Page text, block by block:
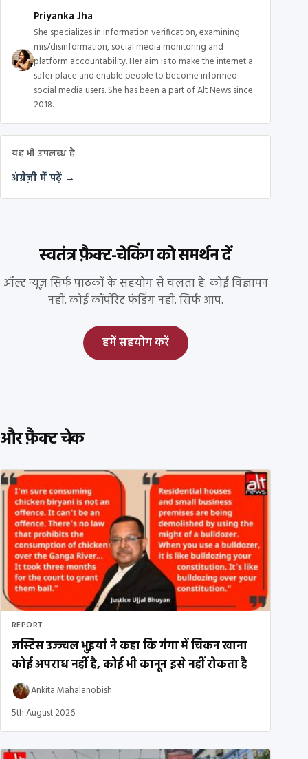
Priyanka Jha
She specializes in information verification, examining
mis/disinformation, social media monitoring and
platform accountability. Her aim is to make the internet a
safer place and enable people to become informed
social media users. She has been a part of Alt News since
2018.
यह भी उपलब्ध है
अंग्रेज़ी में पढ़ें →
स्वतंत्र फ़ैक्ट-चेकिंग को समर्थन दें
ऑल्ट न्यूज़ सिर्फ पाठकों के सहयोग से चलता है. कोई विज्ञापन
नहीं. कोई कॉर्पोरेट फंडिंग नहीं. सिर्फ आप.
हमें सहयोग करें
और फ़ैक्ट चेक
REPORT
जस्टिस उज्ज्वल भुइयां ने कहा कि गंगा में चिकन खाना
कोई अपराध नहीं है, कोई भी कानून इसे नहीं रोकता है
Ankita Mahalanobish
5th August 2026